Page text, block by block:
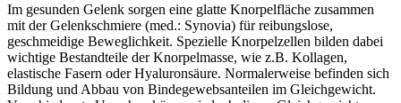
Im gesunden Gelenk sorgen eine glatte Knorpelfläche zusammen
mit der Gelenkschmiere (med.: Synovia) für reibungslose,
geschmeidige Beweglichkeit. Spezielle Knorpelzellen bilden dabei
wichtige Bestandteile der Knorpelmasse, wie z.B. Kollagen,
elastische Fasern oder Hyaluronsäure. Normalerweise befinden sich
Bildung und Abbau von Bindegewebsanteilen im Gleichgewicht.